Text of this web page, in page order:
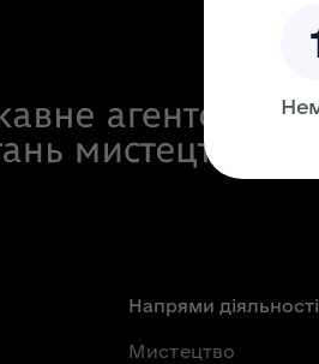
Напрями діяльності
Мистецтво